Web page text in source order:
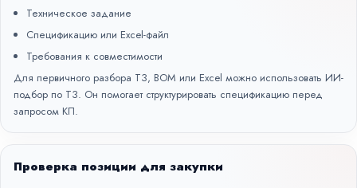
Техническое задание
Спецификацию или Excel-файл
Требования к совместимости
Для первичного разбора ТЗ, BOM или Excel можно использовать ИИ-
подбор по ТЗ. Он помогает структурировать спецификацию перед
запросом КП.
Проверка позиции для закупки